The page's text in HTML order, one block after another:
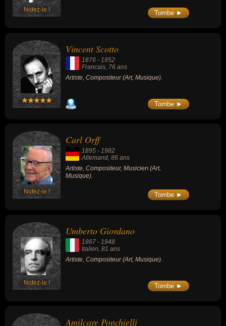
Notez-le ! Tombe ►
Vincent Scotto
1876 - 1952
Francais, 76 ans
Artiste, Compositeur (Art, Musique).
Tombe ►
Notez-le !
Carl Orff
1895 - 1982
Allemand, 86 ans
Artiste, Compositeur, Musicien (Art,
Musique).
Tombe ►
Notez-le !
Umberto Giordano
1867 - 1948
Italien, 81 ans
Artiste, Compositeur (Art, Musique).
Tombe ►
Amilcare Ponchielli